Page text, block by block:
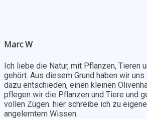
Marc W
Ich liebe die Natur, mit Pflanzen, Tieren
gehört. Aus diesem Grund haben wir
dazu entschieden, einen kleinen
pflegen wir die Pflanzen und Tiere und
vollen Zügen. hier schreibe ich zu
angelerntem Wissen.